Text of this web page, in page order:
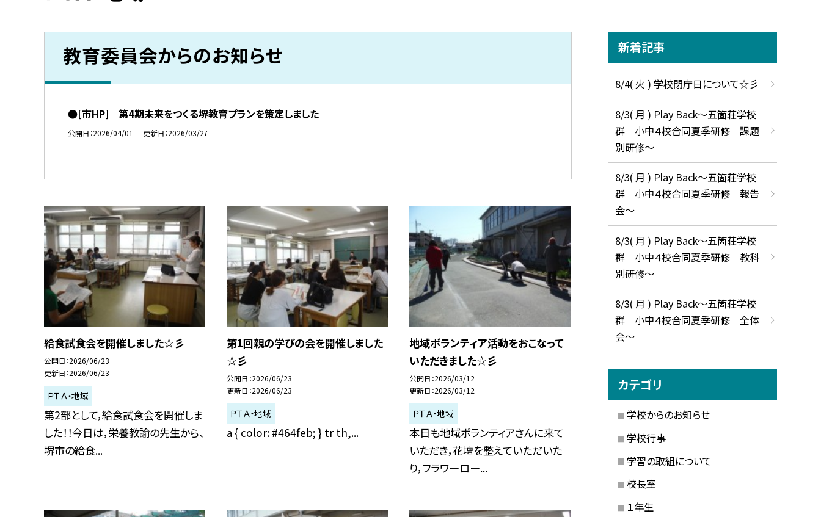
教育委員会からのお知らせ
●[市HP] 第4期未来をつくる堺教育プランを策定しました
公開日 2026/04/01 更新日 2026/03/27
給食試食会を開催しました☆彡
公開日 2026/06/23
更新日 2026/06/23
ＰＴＡ・地域
第2部として，給食試食会を開催しま
した！！今日は，栄養教諭の先生から、
堺市の給食...
第1回親の学びの会を開催しました
☆彡
公開日 2026/06/23
更新日 2026/06/23
ＰＴＡ・地域
a { color: #464feb; } tr th,...
地域ボランティア活動をおこなって
いただきました☆彡
公開日 2026/03/12
更新日 2026/03/12
ＰＴＡ・地域
本日も地域ボランティアさんに来て
いただき，花壇を整えていただいた
り，フラワーロー...
新着記事
8/4( 火 ) 学校閉庁日について☆彡
8/3( 月 ) Play Back～五箇荘学校
群 小中４校合同夏季研修 課題
別研修～
8/3( 月 ) Play Back～五箇荘学校
群 小中４校合同夏季研修 報告
会～
8/3( 月 ) Play Back～五箇荘学校
群 小中４校合同夏季研修 教科
別研修～
8/3( 月 ) Play Back～五箇荘学校
群 小中４校合同夏季研修 全体
会～
カテゴリ
学校からのお知らせ
学校行事
学習の取組について
校長室
１年生